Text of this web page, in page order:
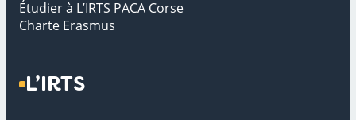
Étudier à L’IRTS PACA Corse
Charte Erasmus
L’IRTS